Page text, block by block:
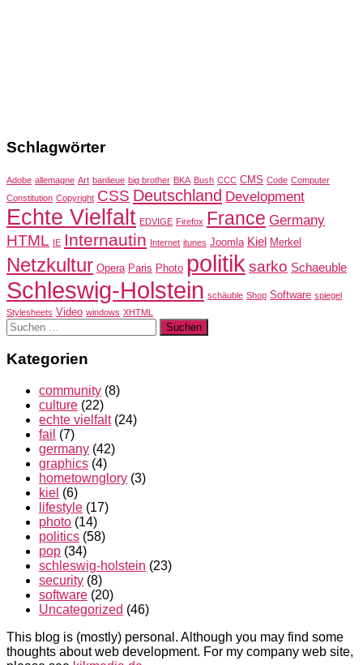
Schlagwörter
Adobe allemagne Art banlieue big brother BKA Bush CCC CMS Code Computer
Constitution Copyright CSS Deutschland Development
Echte Vielfalt EDVIGE Firefox France Germany
HTML IE Internautin Internet itunes Joomla Kiel Merkel
Netzkultur Opera Paris Photo politik sarko Schaeuble
Schleswig-Holstein schäuble Shop Software spiegel
Stylesheets Video windows XHTML
Suchen
nach:
Kategorien
community (8)
culture (22)
echte vielfalt(24)
fail (7)
germany (42)
graphics (4)
hometownglory (3)
kiel (6)
lifestyle (17)
photo (14)
politics (58)
pop (34)
schleswig-holstein (23)
security (8)
software (20)
Uncategorized (46)
This blog is (mostly) personal. Although you may find some
thoughts about web development. For my company web site,